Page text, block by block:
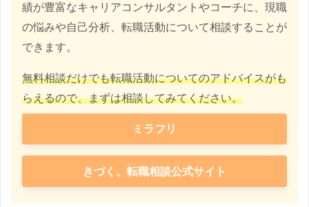
績が豊富なキャリアコンサルタントやコーチに、現職
の悩みや自己分析、転職活動について相談することが
できます。
無料相談だけでも転職活動についてのアドバイスがも
らえるので、まずは相談してみてください。
ミラフリ
きづく。転職相談公式サイト